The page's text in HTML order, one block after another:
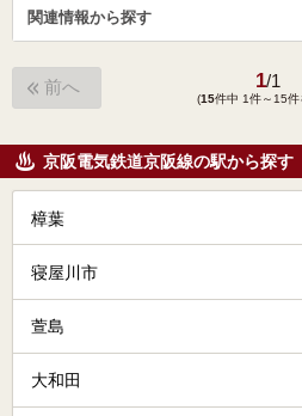
関連情報から探す
前へ 1/1
(15件中 1件～15件
京阪電気鉄道京阪線の駅から探す
樟葉
寝屋川市
萱島
大和田